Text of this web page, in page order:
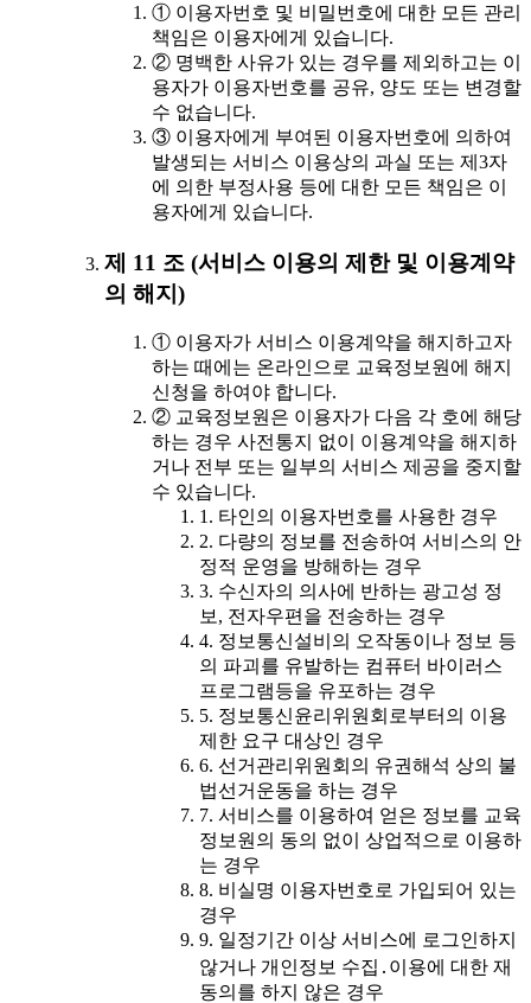
① 이용자번호 및 비밀번호에 대한 모든 관리
책임은 이용자에게 있습니다.
② 명백한 사유가 있는 경우를 제외하고는 이
용자가 이용자번호를 공유, 양도 또는 변경할
수 없습니다.
③ 이용자에게 부여된 이용자번호에 의하여
발생되는 서비스 이용상의 과실 또는 제3자
에 의한 부정사용 등에 대한 모든 책임은 이
용자에게 있습니다.
제 11 조 (서비스 이용의 제한 및 이용계약
의 해지)
① 이용자가 서비스 이용계약을 해지하고자
하는 때에는 온라인으로 교육정보원에 해지
신청을 하여야 합니다.
② 교육정보원은 이용자가 다음 각 호에 해당
하는 경우 사전통지 없이 이용계약을 해지하
거나 전부 또는 일부의 서비스 제공을 중지할
수 있습니다.
1. 타인의 이용자번호를 사용한 경우
2. 다량의 정보를 전송하여 서비스의 안
정적 운영을 방해하는 경우
3. 수신자의 의사에 반하는 광고성 정
보, 전자우편을 전송하는 경우
4. 정보통신설비의 오작동이나 정보 등
의 파괴를 유발하는 컴퓨터 바이러스
프로그램등을 유포하는 경우
5. 정보통신윤리위원회로부터의 이용
제한 요구 대상인 경우
6. 선거관리위원회의 유권해석 상의 불
법선거운동을 하는 경우
7. 서비스를 이용하여 얻은 정보를 교육
정보원의 동의 없이 상업적으로 이용하
는 경우
8. 비실명 이용자번호로 가입되어 있는
경우
9. 일정기간 이상 서비스에 로그인하지
않거나 개인정보 수집․이용에 대한 재
동의를 하지 않은 경우